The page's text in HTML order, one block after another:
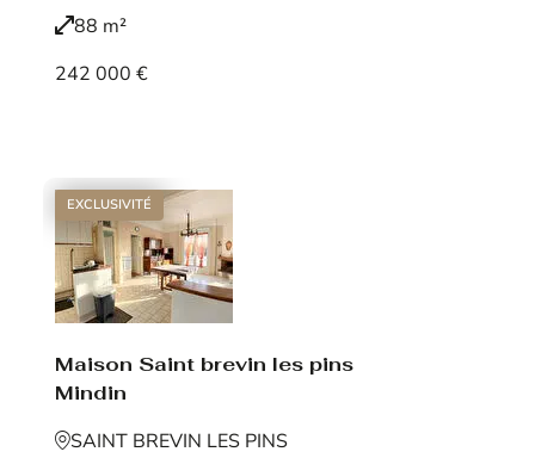
88 m²
242 000 €
EXCLUSIVITÉ
Maison Saint brevin les pins
Mindin
SAINT BREVIN LES PINS